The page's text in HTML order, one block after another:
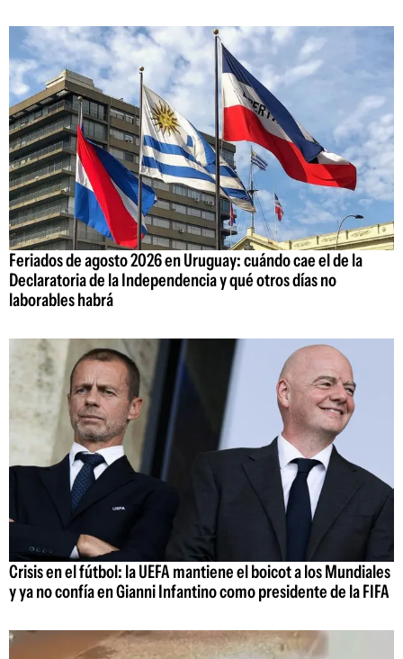
Feriados de agosto 2026 en Uruguay: cuándo cae el de la
Declaratoria de la Independencia y qué otros días no
laborables habrá
Crisis en el fútbol: la UEFA mantiene el boicot a los Mundiales
y ya no confía en Gianni Infantino como presidente de la FIFA